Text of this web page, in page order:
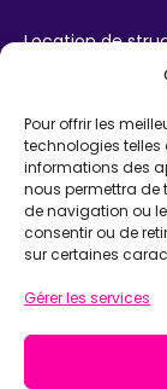
Pour offrir les
technologies telles
informations des
nous permettra de
de navigation ou
consentir ou de
sur certaines
Gérer les services
Location de
Parc
Karting ludo-
AIDE
Chatbot IA
Infos pratiques
INFORMATIONS
Loca'Gonfle Eurl